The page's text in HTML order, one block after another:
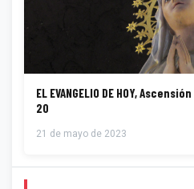
EL EVANGELIO DE HOY,
20
21 de mayo de 2023